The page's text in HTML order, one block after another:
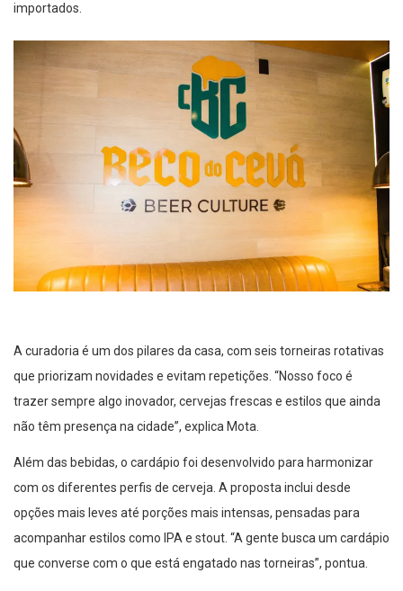
importados.
A curadoria é um dos pilares da casa, com seis torneiras rotativas
que priorizam novidades e evitam repetições. “Nosso foco é
trazer sempre algo inovador, cervejas frescas e estilos que ainda
não têm presença na cidade”, explica Mota.
Além das bebidas, o cardápio foi desenvolvido para harmonizar
com os diferentes perfis de cerveja. A proposta inclui desde
opções mais leves até porções mais intensas, pensadas para
acompanhar estilos como IPA e stout. “A gente busca um cardápio
que converse com o que está engatado nas torneiras”, pontua.